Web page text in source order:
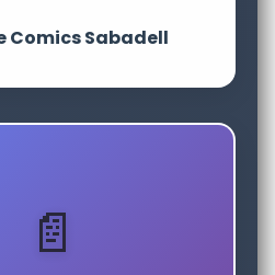
Comics Sabadell